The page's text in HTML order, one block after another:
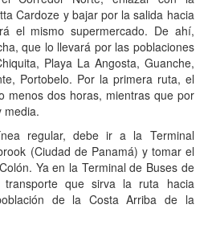
Cardoze y bajar por la salida hacia
el mismo supermercado. De ahí,
que lo llevará por las poblaciones
Playa La Angosta, Guanche,
Portobelo. Por la primera ruta, el
menos dos horas, mientras que por
media.
regular, debe ir a la Terminal
(Ciudad de Panamá) y tomar el
Ya en la Terminal de Buses de
que sirva la ruta hacia
de la Costa Arriba de la